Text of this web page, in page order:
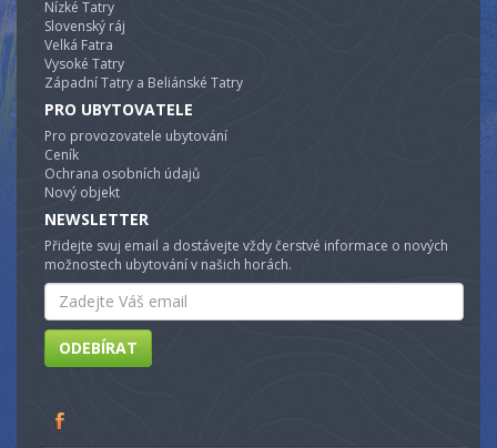
Nízké Tatry
Slovenský ráj
Velká Fatra
Vysoké Tatry
Západní Tatry a Beliánské Tatry
PRO UBYTOVATELE
Pro provozovatele ubytování
Ceník
Ochrana osobních údajů
Nový objekt
NEWSLETTER
Přidejte svuj email a dostávejte vždy čerstvé informace o nových
možnostech ubytování v našich horách.
Email
ODEBÍRAT